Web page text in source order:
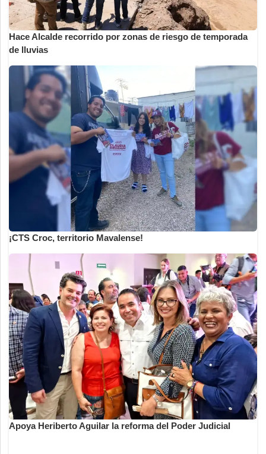
Hace Alcalde recorrido por zonas de riesgo de temporada
de lluvias
¡CTS Croc, territorio Mavalense!
Apoya Heriberto Aguilar la reforma del Poder Judicial